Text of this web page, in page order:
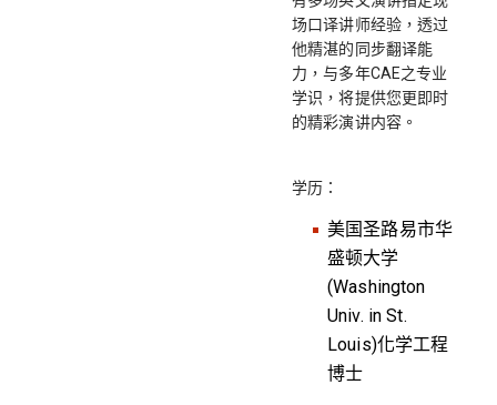
场口译讲师经验，透过
他精湛的同步翻译能
力，与多年CAE之专业
学识，将提供您更即时
的精彩演讲内容。
学历：
美国圣路易市华
盛顿大学
(Washington
Univ. in St.
Louis)化学工程
博士